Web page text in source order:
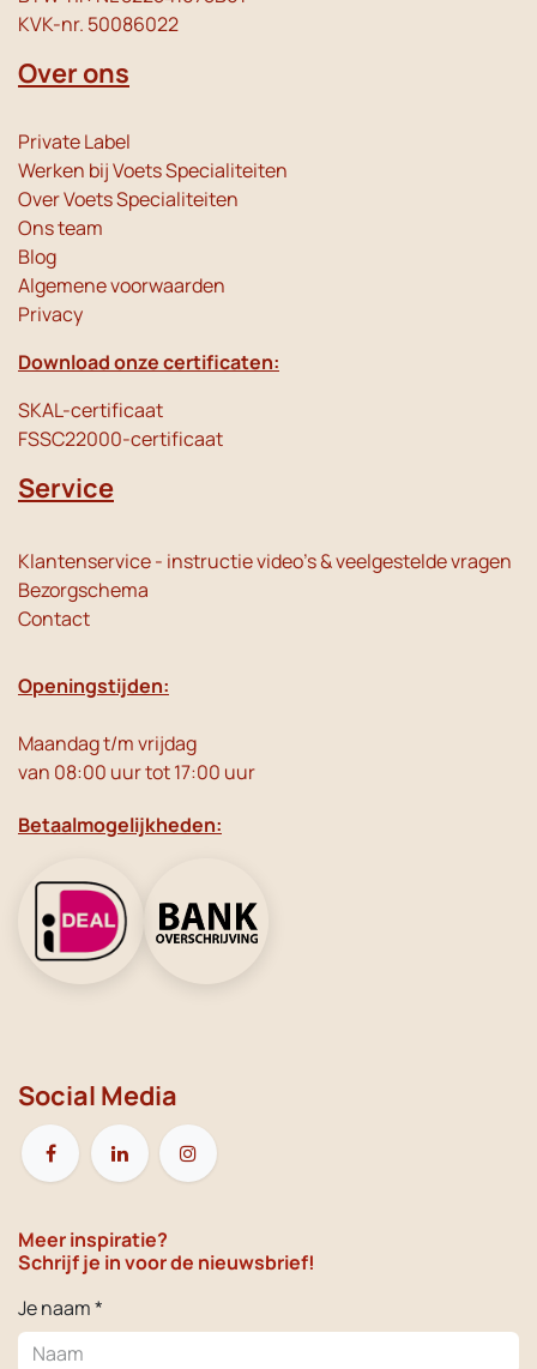
KVK-nr. 50086022
Over ons
Private Label
Werken bij Voets Specialiteiten
Over Voets Specialiteiten
Ons team
Blog
Algemene voorwaarden
Privacy
Download onze certificaten:
SKAL-certificaat
FSSC22000-certificaat
Service
Klantenservice - instructie video's & veelgestelde vragen
Bezorgschema
Contact
Openingstijden:
Maandag t/m vrijdag
van 08:00 uur tot 17:00 uur
Betaalmogelijkheden:
Social Media
Meer inspiratie?
Schrijf je in voor de nieuwsbrief!
Je naam *